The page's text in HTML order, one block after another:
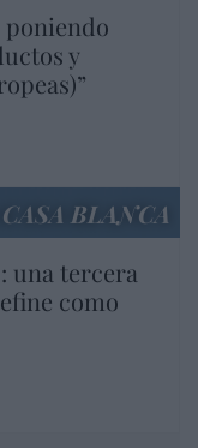
poniendo
y
BLANCA
una tercera
como